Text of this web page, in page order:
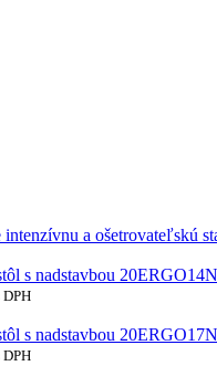
a ošetrovateľskú
s nadstavbou 20ERGO14N
DPH
s nadstavbou 20ERGO17N
DPH